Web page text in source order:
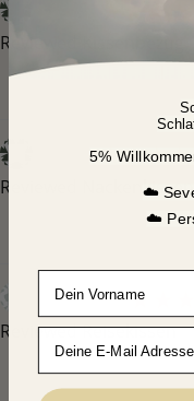
Reviewed Kissenbezug
Pia H
Reviewed Nackenkissen
Anonym
Reviewed Reisekissen
5%
☁️
☁️